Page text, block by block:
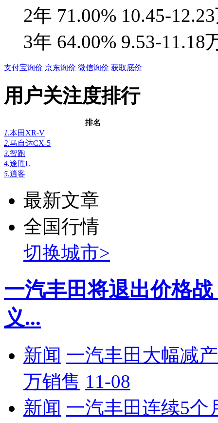
2年 71.00% 10.45-
3年 64.00% 9.53-11.18
支付宝询价 京东询价 微信询价 获取底价
用户关注度排行
排名
1.本田XR-V
2.马自达CX-5
3.智跑
4.途胜L
5.逍客
最新文章
全国行情
切换城市>
一汽丰田将退出价格
义...
新闻 一汽丰田大幅减
万销售 11-08
新闻 一汽丰田连续5个